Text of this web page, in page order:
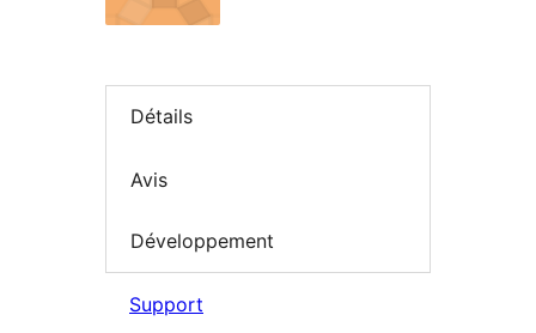
Détails
Avis
Développement
Support